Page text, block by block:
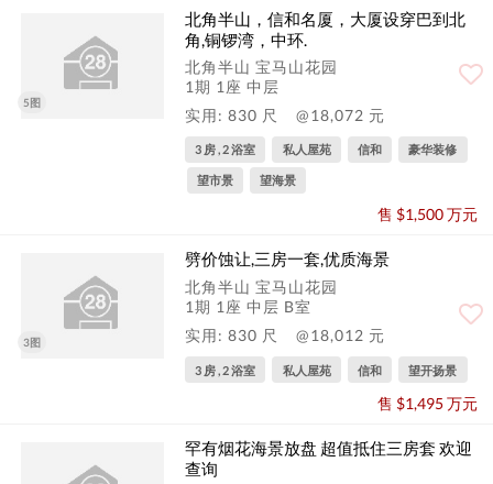
5图
北角半山，信和名厦，大厦设穿巴到北
角,铜锣湾，中环.
北角半山 宝马山花园
1期 1座 中层
实用: 830 尺
@18,072 元
3 房 , 2 浴室 私人屋苑 信和 豪华装修
望市景 望海景
售 $1,500 万元
3图
劈价蚀让,三房一套,优质海景
北角半山 宝马山花园
1期 1座 中层 B室
实用: 830 尺
@18,012 元
3 房 , 2 浴室 私人屋苑 信和 望开扬景
售 $1,495 万元
罕有烟花海景放盘 超值抵住三房套 欢迎
查询